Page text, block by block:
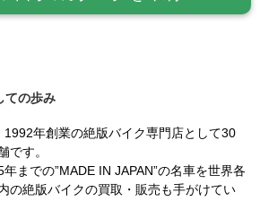
ての歩み
年創業の絶版バイク専門店として30
です。
までの”MADE IN JAPAN”の名車を世界各
の絶版バイクの買取・販売も手がけてい